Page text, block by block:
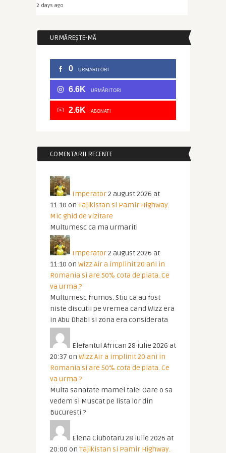
2 days ago
URMĂREȘTE-MĂ
0 URMARITORI
6.6K URMĂRITORI
2.6K ABONATI
COMENTARII RECENTE
Imperator2 august 2026 at
11:10 on Tajikistan si Pamir Highway.
Mic ghid de vizitare
Multumesc ca ma urmariti
Imperator2 august 2026 at
11:10 on Wizz Air a implinit 20 ani in
Romania si are 50% cota de piata. Ce
va urma ?
Multumesc frumos. Stiu ca au fost
niste discutii pe vremea cand Wizz era
in Abu Dhabi si zona era considerata
Elefantul African 28 iulie 2026 at
20:37 on Wizz Air a implinit 20 ani in
Romania si are 50% cota de piata. Ce
va urma ?
Multa sanatate mamei tale! Oare o sa
vedem si Muscat pe lista lor din
Bucuresti ?
Elena Ciubotaru 28 iulie 2026 at
20:00 on Tajikistan si Pamir Highway.